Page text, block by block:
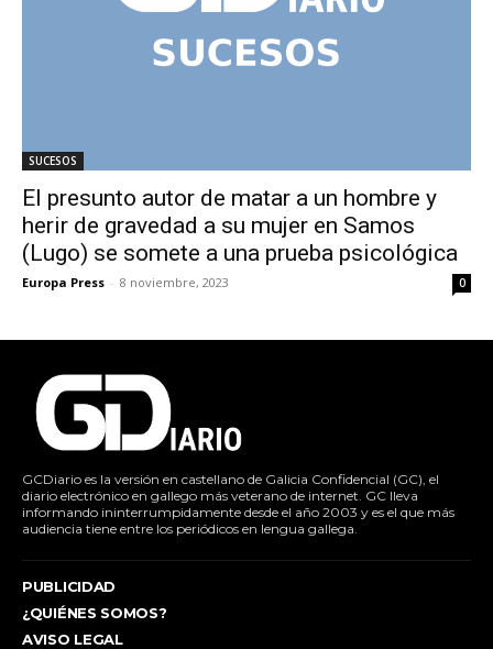
SUCESOS
El presunto autor de matar a un hombre y
herir de gravedad a su mujer en Samos
(Lugo) se somete a una prueba psicológica
Europa Press - 8 noviembre, 2023 0
GCDiario es la versión en castellano de Galicia Confidencial (GC), el
diario electrónico en gallego más veterano de internet. GC lleva
informando ininterrumpidamente desde el año 2003 y es el que más
audiencia tiene entre los periódicos en lengua gallega.
PUBLICIDAD
¿QUIÉNES SOMOS?
AVISO LEGAL